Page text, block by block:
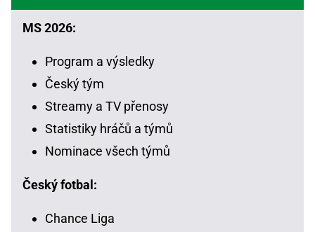
MS 2026:
Program a výsledky
Český tým
Streamy a TV přenosy
Statistiky hráčů a týmů
Nominace všech týmů
Český fotbal:
Chance Liga